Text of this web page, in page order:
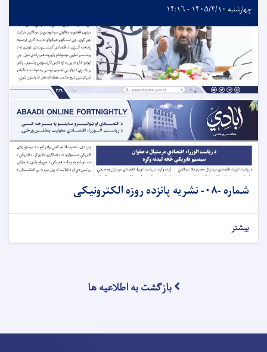
چهارشنبه ۱۴۰۵/۴/۱۰ - ۱۴:۱۶
شماره -۰۸- نشريه پانزده روزه الکترونیکی
بیشتر
بازگشت به اطلاعیه ها